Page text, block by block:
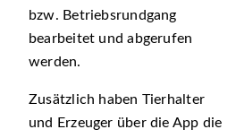
bzw. Betriebsrundgang
bearbeitet und abgerufen
werden.
Zusätzlich haben Tierhalter
und Erzeuger über die App die